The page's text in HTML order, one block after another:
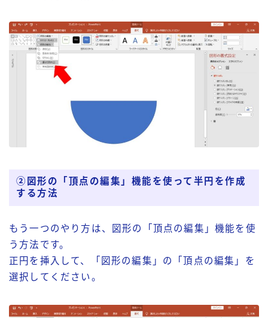
②図形の「頂点の編集」機能を使って半円を作成
する方法
もう一つのやり方は、図形の「頂点の編集」機能を使
う方法です。
正円を挿入して、「図形の編集」の「頂点の編集」を
選択してください。